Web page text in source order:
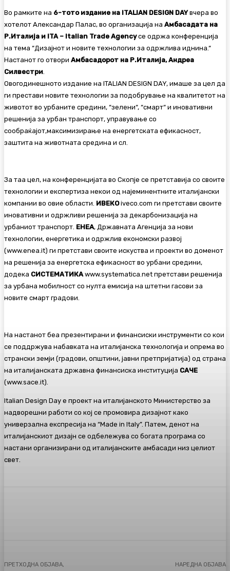
Во рамките на 6-тото издание на ITALIAN DESIGN DAYвчера во
хотелот Александар Палас, во организација на Амбасадата на
Р.Италија и ITA – Italian Trade Agencyсе одржа конференција
на тема “Дизајнот и новите технологии за одржлива иднина.“
Настанот го отвори Амбасадорот на Р.Италија, Андреа
Силвестри.
Овогодинешното издание на ITALIAN DESIGN DAY, имаше за цел да
ги престави новите технологии за подобрување на квалитетот на
животот во урбаните средини, “зелени“, “смарт“ и иновативни
решенија за урбан транспорт, управување со
сообраќајот,максимизирање на енергетската ефикасност,
заштита на животната средина и сл.
За таа цел, на конференцијата во Скопје се претставија со своите
технологии и експертиза некои од најеминентните италијански
компании во овие области. ИВЕКОiveco.com ги претстави своите
иновативни и одржливи решенија за декарбонизација на
урбаниот транспорт. ЕНЕА, Државната Агенција за нови
технологии, енергетика и одржлив економски развој
(www.enea.it) ги претстави своите искуства и проекти во доменот
на решенија за енергетска ефикасност во урбани средини,
додека СИСТЕМАТИКАwww.systematica.net претстави решенија
за урбана мобилност со нулта емисија на штетни гасови за
новите смарт градови.
На настанот беа презентирани и финансиски инструменти со кои
се поддржува набавката на италијанска технологија и опрема во
странски земји (градови, општини, јавни претпријатија) од страна
на италијанската државна финансиска институција САЧЕ
(www.sace.it).
Italian Design Day е проект на италијанското Министерство за
надворешни работи со кој се промовира дизајнот како
универзална експресија на “Made in Italy”. Патем, денот на
италијанскиот дизајн се одбележува со богата програма со
настани организирани од италијанските амбасади низ целиот
свет.
ПРЕТХОДНА ОБЈАВА, НАРЕДНА ОБЈАВА